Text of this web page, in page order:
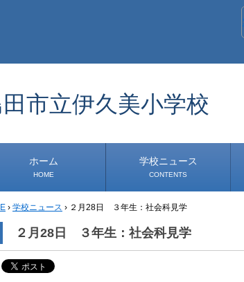
市立伊久美小学校
ホーム
HOME
学校ニュース
CONTENTS
学校から
安心・安全
1年生
2年生
3年生
4年生
5年生
6年生
事務・保健室から
児童会・部活から
研修
小中連携事業
その他
› 学校ニュース › ２月28日 ３年生：社会科見学
２月28日 ３年生：社会科見学